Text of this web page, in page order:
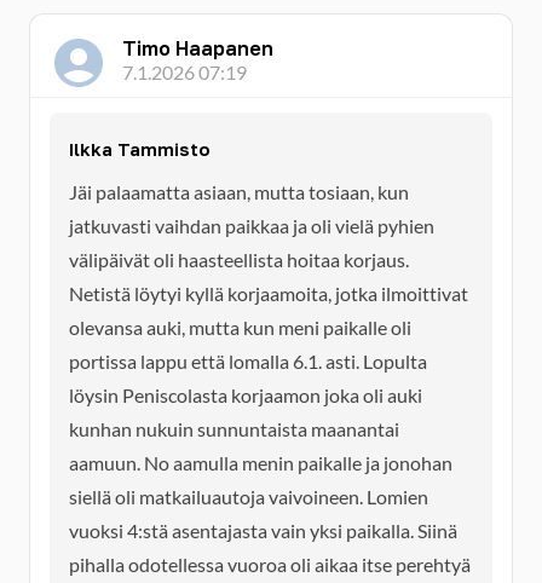
Timo Haapanen
7.1.2026 07:19
Ilkka Tammisto
Jäi palaamatta asiaan, mutta tosiaan, kun
jatkuvasti vaihdan paikkaa ja oli vielä pyhien
välipäivät oli haasteellista hoitaa korjaus.
Netistä löytyi kyllä korjaamoita, jotka ilmoittivat
olevansa auki, mutta kun meni paikalle oli
portissa lappu että lomalla 6.1. asti. Lopulta
löysin Peniscolasta korjaamon joka oli auki
kunhan nukuin sunnuntaista maanantai
aamuun. No aamulla menin paikalle ja jonohan
siellä oli matkailuautoja vaivoineen. Lomien
vuoksi 4:stä asentajasta vain yksi paikalla. Siinä
pihalla odotellessa vuoroa oli aikaa itse perehtyä